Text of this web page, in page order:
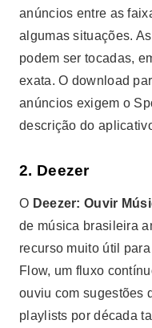
anúncios entre as
algumas situações.
podem ser tocadas,
exata. O download
anúncios exigem o
descrição do
2. Deezer
O Deezer: Ouvir
de música brasileira
recurso muito útil
Flow, um fluxo
ouviu com sugestões
playlists por década